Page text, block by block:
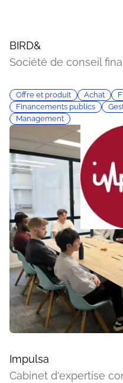
BIRD&
Société de conseil
Offre et produit Achat
Financements publics
Management
Impulsa
Cabinet d'expertise